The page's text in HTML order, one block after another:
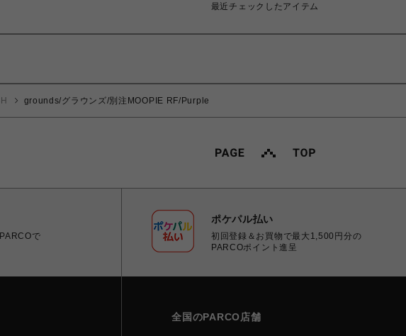
最近チェックしたアイテム
grounds/グラウンズ/別注MOOPIE RF/Purple
で
ポケパル払い
初回登録＆お買物で最大1,500円分の
PARCOポイント進呈
全国のPARCO店舗